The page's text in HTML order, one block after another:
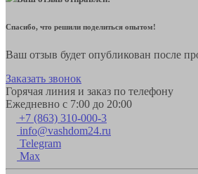
Спасибо, что решили поделиться опытом!
Ваш отзыв будет опубликован после
Заказать звонок
Горячая линия и заказ по телефону
Ежедневно с 7:00 до 20:00
+7 (863) 310-000-3
info@vashdom24.ru
Telegram
Max